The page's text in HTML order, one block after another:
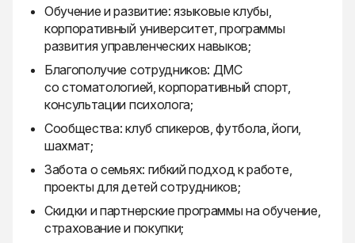
Обучение и развитие: языковые клубы,
корпоративный университет, программы
развития управленческих навыков;
Благополучие сотрудников: ДМС
со стоматологией, корпоративный спорт,
консультации психолога;
Сообщества: клуб спикеров, футбола, йоги,
шахмат;
Забота о семьях: гибкий подход к работе,
проекты для детей сотрудников;
Скидки и партнерские программы на обучение,
страхование и покупки;